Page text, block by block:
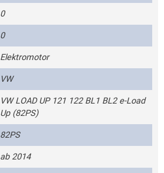
0
0
Elektromotor
VW
VW LOAD UP 121 122 BL1 BL2 e-Load
Up (82PS)
82PS
ab 2014